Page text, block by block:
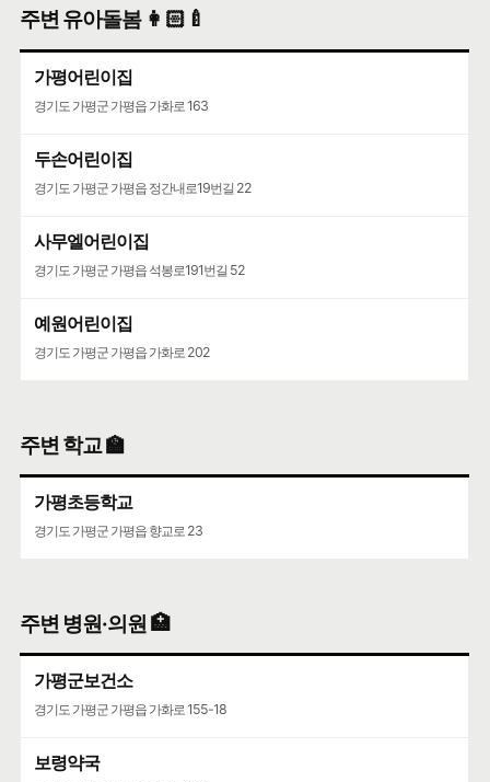
햇빛여행펜션
구글 🧭 카카오🐤 네이버 🦖
농어촌민박업
용추사랑펜션
농어촌민박업
카카오🐤
뜰안채
농어촌민박업
시즈닝
농어촌민박업
상세정보와 동일한 주소
주변 유아돌봄 👩🏻‍🍼
가평어린이집
경기도 가평군 가평읍 가화로 163
두손어린이집
경기도 가평군 가평읍 정간내로19번길 22
사무엘어린이집
경기도 가평군 가평읍 석봉로191번길 52
예원어린이집
경기도 가평군 가평읍 가화로 202
주변 학교 🏫
가평초등학교
경기도 가평군 가평읍 향교로 23
주변 병원·의원 🏥
가평군보건소
경기도 가평군 가평읍 가화로 155-18
보령약국